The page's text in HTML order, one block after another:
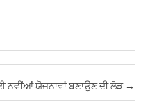
ਨਵੀਂਆਂ ਯੋਜਨਾਵਾਂ ਬਣਾਉਣ ਦੀ ਲੋੜ →